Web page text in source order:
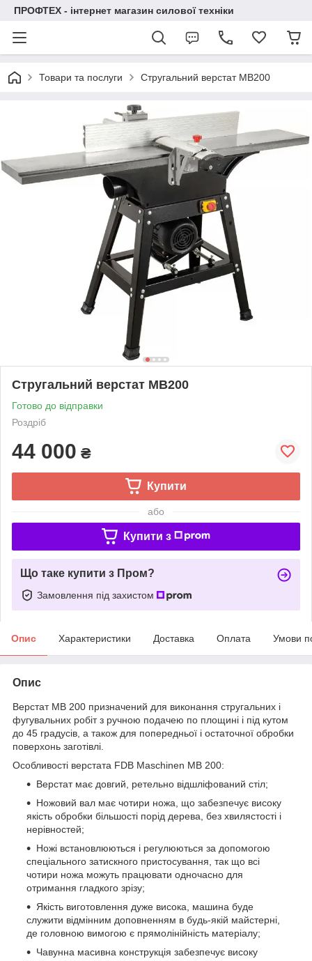
ПРОФТЕХ - інтернет магазин силової техніки
Товари та послуги Стругальний верстат MB200
Стругальний верстат MB200
Готово до відправки
Роздріб
44 000 ₴
Купити
або
Купити з
Що таке купити з Пром?
Замовлення під захистом
Опис Характеристики Доставка Оплата Умови
Опис
Верстат MB 200 призначений для виконання стругальних і
фугувальних робіт з ручною подачею по площині і під кутом
до 45 градусів, а також для попередньої і остаточної обробки
поверхонь заготівлі.
Особливості верстата FDB Maschinen MB 200:
Верстат має довгий, ретельно відшліфований стіл;
Ножовий вал має чотири ножа, що забезпечує високу
якість обробки більшості порід дерева, без хвилястості і
нерівностей;
Ножі встановлюються і регулюються за допомогою
спеціального затискного пристосування, так що всі
чотири ножа можуть працювати одночасно для
отримання гладкого зрізу;
Якість виготовлення дуже висока, машина буде
служити відмінним доповненням в будь-якій майстерні,
де головною вимогою є прямолінійність матеріалу;
Чавунна масивна конструкція забезпечує високу